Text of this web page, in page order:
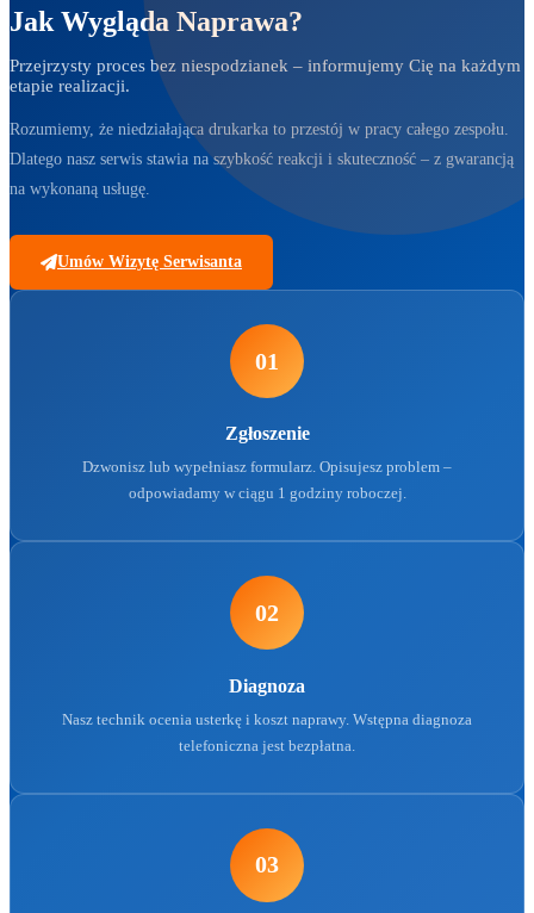
Jak Wygląda Naprawa?
Przejrzysty proces bez niespodzianek – informujemy Cię na każdym
etapie realizacji.
Rozumiemy, że niedziałająca drukarka to przestój w pracy całego zespołu.
Dlatego nasz serwis stawia na szybkość reakcji i skuteczność – z gwarancją
na wykonaną usługę.
Umów Wizytę Serwisanta
01
Zgłoszenie
Dzwonisz lub wypełniasz formularz. Opisujesz problem –
odpowiadamy w ciągu 1 godziny roboczej.
02
Diagnoza
Nasz technik ocenia usterkę i koszt naprawy. Wstępna diagnoza
telefoniczna jest bezpłatna.
03